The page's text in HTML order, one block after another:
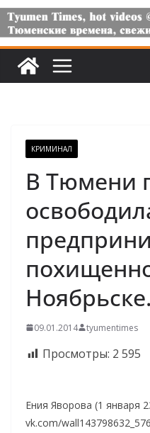
КРИМИНАЛ
В Тюмени
Ноябрьске.
09.01.2014 tyumentimes
Просмотры: 2 595
Ения Яворова (1 января
vk.com/